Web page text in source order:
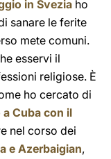
in Svezia ho
sanare le ferite
mete comuni.
esservi il
religiose. È
ho cercato di
Cuba con il
nel corso dei
e Azerbaigian,